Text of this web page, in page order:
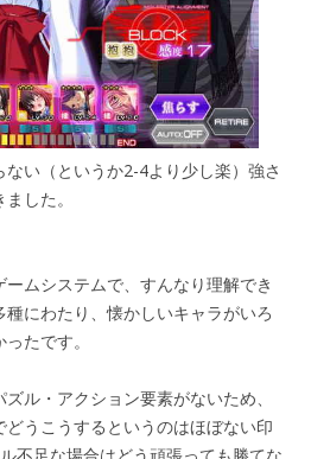
い（というか2-4より少し楽）強さ
した。
ムシステムで、すんなり理解でき
にわたり、懐かしいキャラがいろ
たです。
ル・アクション要素がないため、
うこうするというのはほぼない印